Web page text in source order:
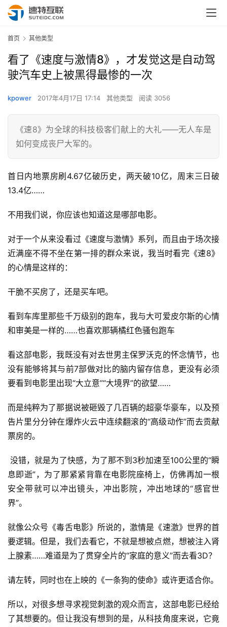
首页 其他类型
看了《速度与激情8》，才发觉这是自动驾
驶汽车史上被黑得最惨的一次
kpower 2017年4月17日 17:14 其他类型 阅读 3056
《速8》为全球的科技极客们献上的大礼——无人车是
如何变成丧尸大军的。
首日内地票房刷4.67亿破历史，两天破10亿，周末三日破
13.4亿……
不用我们说，你应该也知道这是哪部电影。
对于一个从来没看过《速度与激情》系列，而且由于场次接
近满座不得不坐在第一排的群众来说，我当时看完《速8》
的心情是这样的：
干脆不买房了，还是买车吧。
看到车库里那些千万级别的跑车，我与大可爱皮尔斯的心情
和审美是一样的……也喜欢那辆橘红色骚包跑车
看这部电影，我既没有对去世男主保罗沃克的怀念情节，也
没有能够将其与前7部做对比的脑内留存信息，更没有必须
要看到电影里出现“大立意”“大境界”的欲望……
而是纯粹为了那据说被砸毁了几百辆的超豪华豪车，以及预
告片里分分钟在爆炸火云中连续翻滚的“高级动作”而去贡献
票房的。
没错，就是为了快感，为了那不到3秒加速至100公里的“瞬
息即逝”，为了那紧紧背靠在电影院座椅上，仿佛再加一根
安全带就可以冲出镜头，冲出影院，冲出地球的“感官世
界”。
就像公众号《毒舌电影》所说的，激情是《速激》世界的首
要逻辑。但是，我们去看它，不就是想被点燃，想被注入肾
上腺素……难道是为了贯穿全片的“家庭的意义”而去看3D？
请左转，同时也在上映的《一条狗的使命》或许更适合你。
所以，对很多想寻求视觉刺激的观众而言，这部电影已经给
了其想要的。但让我没有想到的是，从科技角度来说，它竟